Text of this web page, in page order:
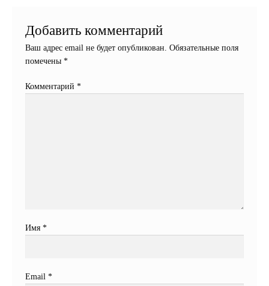
Добавить комментарий
Ваш адрес email не будет опубликован. Обязательные поля
помечены*
Комментарий*
Имя*
Email*